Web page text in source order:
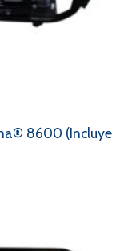
8600 (Incluye